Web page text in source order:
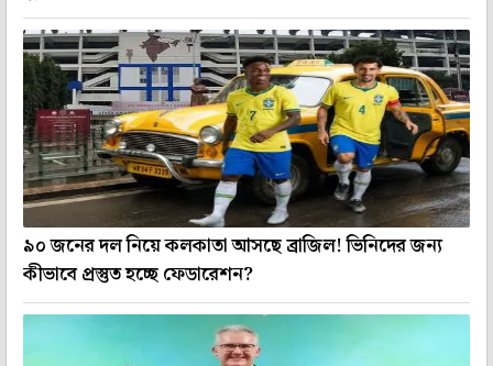
৯০ জনের দল নিয়ে কলকাতা আসছে ব্রাজিল! ভিনিদের জন্য
কীভাবে প্রস্তুত হচ্ছে ফেডারেশন?